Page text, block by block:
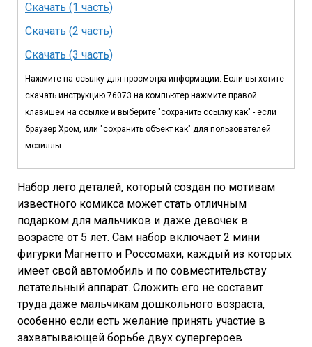
Скачать (1 часть)
Скачать (2 часть)
Скачать (3 часть)
Нажмите на ссылку для просмотра информации. Если вы хотите
скачать инструкцию 76073 на компьютер нажмите правой
клавишей на ссылке и выберите "сохранить ссылку как" - если
браузер Хром, или "сохранить объект как" для пользователей
мозиллы.
Набор лего деталей, который создан по мотивам
известного комикса может стать отличным
подарком для мальчиков и даже девочек в
возрасте от 5 лет. Сам набор включает 2 мини
фигурки Магнетто и Россомахи, каждый из которых
имеет свой автомобиль и по совместительству
летательный аппарат. Сложить его не составит
труда даже мальчикам дошкольного возраста,
особенно если есть желание принять участие в
захватывающей борьбе двух супергероев